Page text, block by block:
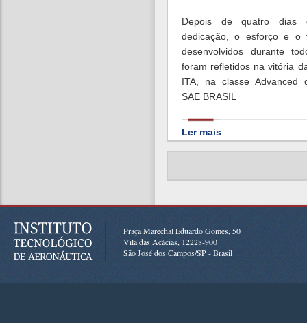
Depois de quatro dias
dedicação, o esforço e o
desenvolvidos durante
foram refletidos na vitória
ITA, na classe Advanced
SAE BRASIL
Ler mais
Praça Marechal Eduardo Gomes, 50
Vila das Acácias, 12228-900
São José dos Campos/SP - Brasil